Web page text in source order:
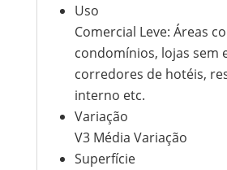
Uso
Comercial Leve: Áreas
condomínios, lojas sem
corredores de hotéis,
interno etc.
Variação
V3 Média Variação
Superfície